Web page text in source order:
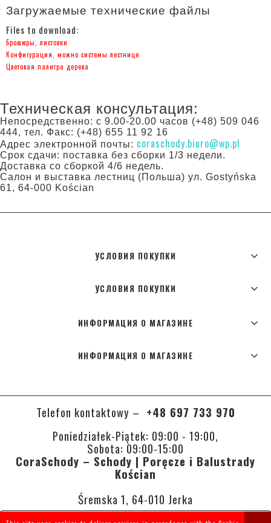
Загружаемые технические файлы
Files to download:
Брошюры, листовки
Конфигурация, можно системы лестнице
Цветовая палитра дерева
Техническая консультация:
Непосредственно: с 9.00-20.00 часов (+48) 509 046
444, тел. Факс: (+48) 655 11 92 16
Адрес электронной почты: coraschody.biuro@wp.pl
Срок сдачи: поставка без сборки 1/3 недели.
Доставка со сборкой 4/6 недель.
Салон и выставка лестниц (Польша) ул. Gostyńska
61, 64-000 Kościan
УСЛОВИЯ ПОКУПКИ
УСЛОВИЯ ПОКУПКИ
ИНФОРМАЦИЯ О МАГАЗИНЕ
ИНФОРМАЦИЯ О МАГАЗИНЕ
Telefon kontaktowy – +48 697 733 970
Poniedziałek-Piątek: 09:00 - 19:00,
Sobota: 09:00-15:00
CoraSchody – Schody | Poręcze i Balustrady
Kościan
Śremska 1, 64-010 Jerka